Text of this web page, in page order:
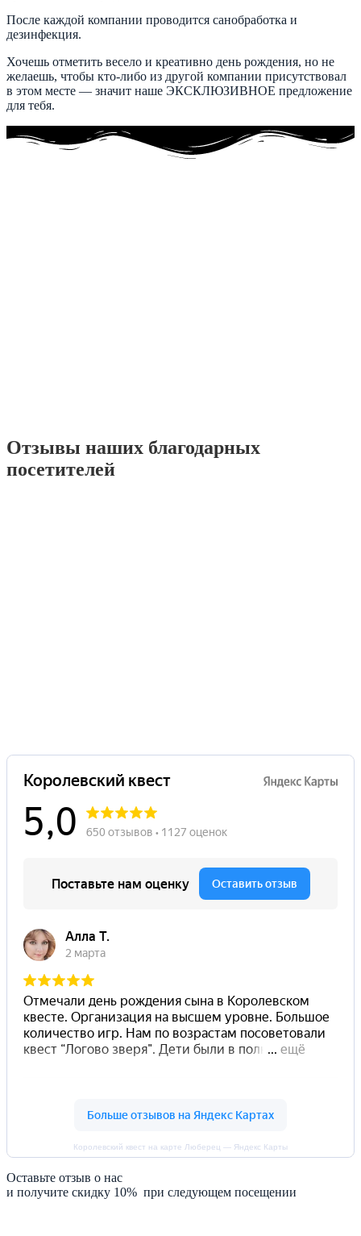
После каждой компании проводится санобработка и
дезинфекция.
Хочешь отметить весело и креативно день рождения, но не
желаешь, чтобы кто-либо из другой компании присутствовал
в этом месте — значит наше ЭКСКЛЮЗИВНОЕ предложение
для тебя.
Отзывы наших благодарных
посетителей
Королевский квест на карте Люберец — Яндекс Карты
Оставьте отзыв о нас
и получите скидку 10% при следующем посещении